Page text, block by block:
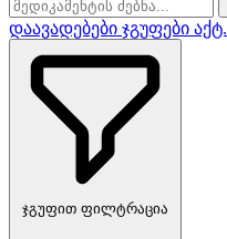
დაავადებები ჯგუფები
ჯგუფით ფილტრაცია